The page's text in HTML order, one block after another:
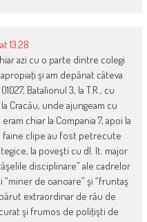
13:28
azi cu o parte dintre colegi
şi am depănat câteva
Batalionul 3, la T.R., cu
Cracău, unde ajungeam cu
chiar la Compania 7, apoi la
faine clipe au fost petrecute
la poveşti cu dl. lt. major
disciplinare” ale cadrelor
de oanoare” şi “fruntaş
extraordinar de rău de
şi frumos de poliţişti de